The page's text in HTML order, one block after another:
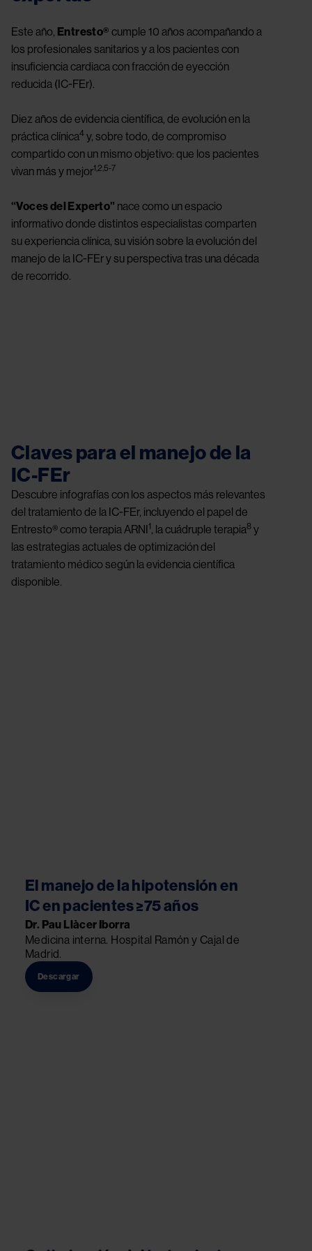
Este año, Entresto® cumple 10 años acompañando a
los profesionales sanitarios y a los pacientes con
insuficiencia cardiaca con fracción de eyección
reducida (IC-FEr).
Diez años de evidencia científica, de evolución en la
práctica clínica4 y, sobre todo, de compromiso
compartido con un mismo objetivo: que los pacientes
vivan más y mejor1,2,5-7
“Voces del Experto” nace como un espacio
informativo donde distintos especialistas comparten
su experiencia clínica, su visión sobre la evolución del
manejo de la IC-FEr y su perspectiva tras una década
de recorrido.
Claves para el manejo de la
IC-FEr
Descubre infografías con los aspectos más relevantes
del tratamiento de la IC-FEr, incluyendo el papel de
Entresto® como terapia ARNI 1 , la cuádruple terapia8 y
las estrategias actuales de optimización del
tratamiento médico según la evidencia científica
disponible.
El manejo de la hipotensión en
IC en pacientes ≥75 años
Dr. Pau Llàcer Iborra
Medicina interna. Hospital Ramón y Cajal de
Madrid.
Descargar